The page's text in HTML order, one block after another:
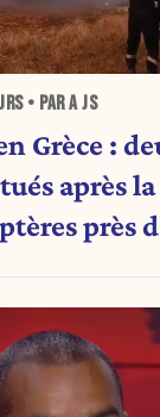
• PAR A JS
Grèce :
après
près